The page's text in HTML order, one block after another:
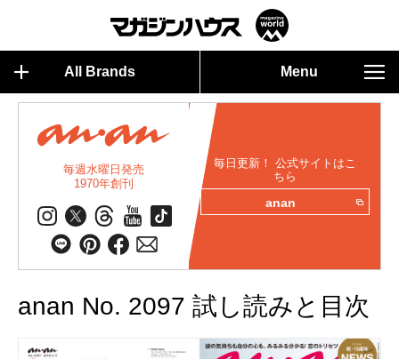
All Brands Menu
毎週水曜日発売
1970年創刊
毎日更新！ 公式サイトはこ
ちら
anan
anan No. 2097 試し読みと目次